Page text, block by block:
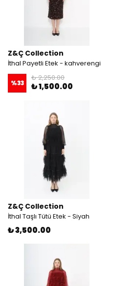
Z&Ç Collection
İthal Payetli Etek - kahverengi
%33
₺ 2,250.00
₺ 1,500.00
Z&Ç Collection
İthal Taşlı Tütü Etek - Siyah
₺ 3,500.00